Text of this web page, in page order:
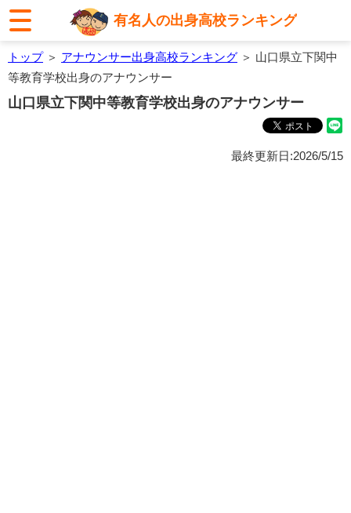
有名人の出身高校ランキング
トップ＞ アナウンサー出身高校ランキング ＞ 山口県立下関中
等教育学校出身のアナウンサー
山口県立下関中等教育学校出身のアナウンサー
最終更新日:2026/5/15